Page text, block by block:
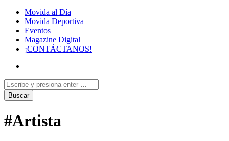
Movida al Día
Movida Deportiva
Eventos
Magazine Digital
¡CONTÁCTANOS!
#Artista